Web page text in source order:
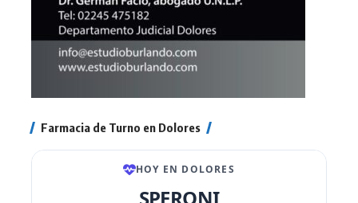
Farmacia de Turno en Dolores